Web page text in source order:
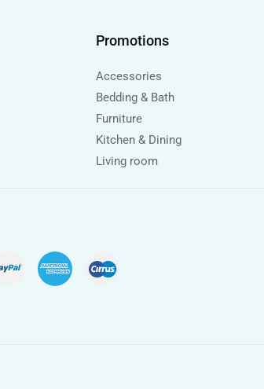
Promotions
Accessories
Bedding & Bath
Furniture
Kitchen & Dining
Living room